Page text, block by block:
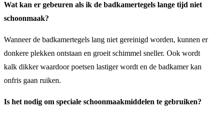
Wat kan er gebeuren als ik de badkamertegels lange tijd niet
schoonmaak?
Wanneer de badkamertegels lang niet gereinigd worden, kunnen er
donkere plekken ontstaan en groeit schimmel sneller. Ook wordt
kalk dikker waardoor poetsen lastiger wordt en de badkamer kan
onfris gaan ruiken.
Is het nodig om speciale schoonmaakmiddelen te gebruiken?